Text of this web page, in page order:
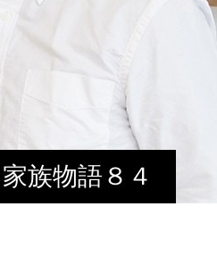
族物語８４